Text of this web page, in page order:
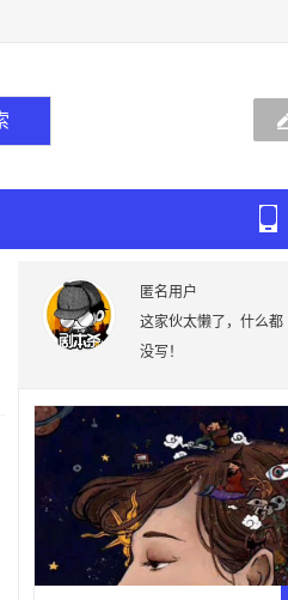
匿名用户
这家伙太懒了，什么都
没写！